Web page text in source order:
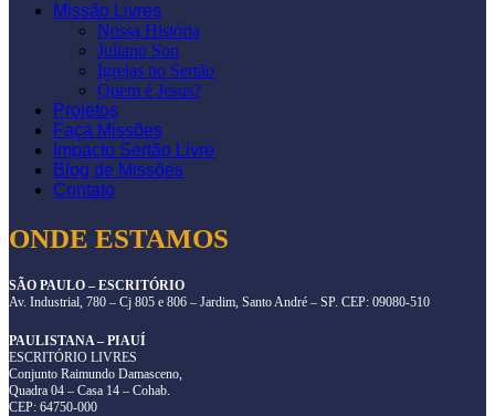
Missão Livres
Nossa História
Juliano Son
Igrejas no Sertão
Quem é Jesus?
Projetos
Faça Missões
Impacto Sertão Livre
Blog de Missões
Contato
ONDE ESTAMOS
SÃO PAULO – ESCRITÓRIO
Av. Industrial, 780 – Cj 805 e 806 – Jardim, Santo André – SP. CEP: 09080-510
PAULISTANA – PIAUÍ
ESCRITÓRIO LIVRES
Conjunto Raimundo Damasceno,
Quadra 04 – Casa 14 – Cohab.
CEP: 64750-000